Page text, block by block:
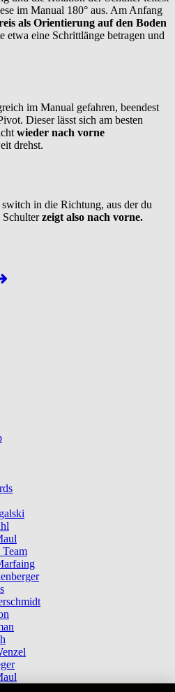
im Manual 180° aus. Am Anfang
als Orientierung auf den Boden
etwa eine Schrittlänge betragen und
im Manual gefahren, beendest
Dieser lässt sich am besten
wieder nach vorne
drehst.
in die Richtung, aus der du
Schulterzeigt also nach vorne.